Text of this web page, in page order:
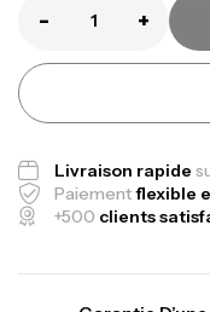
- +
Livraison rapide
Paiementflexible
+500 clients